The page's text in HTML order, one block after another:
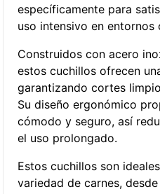
específicamente para
uso intensivo en entornos
Construidos con acero
estos cuchillos ofrecen
garantizando cortes
Su diseño ergonómico
cómodo y seguro, así
el uso prolongado.
Estos cuchillos son
variedad de carnes,